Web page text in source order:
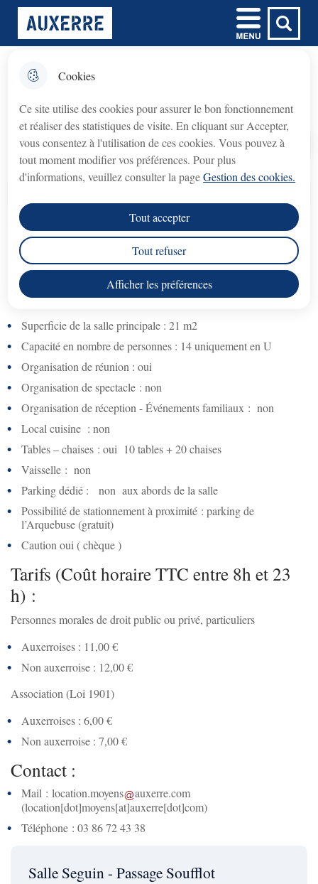
Cookies
Ce site utilise des cookies pour assurer le bon fonctionnement
et réaliser des statistiques de visite. En cliquant sur Accepter,
vous consentez à l'utilisation de ces cookies. Vous pouvez à
tout moment modifier vos préférences. Pour plus
d'informations, veuillez consulter la pageGestion des cookies.
Afficher les préférences
Tout accepter
Tout refuser
Aller
au
menu
Aller à la
recherche
Consulter le
plan du site
𝗙𝗲𝗿𝗺𝗲𝘁𝘂𝗿𝗲 𝘁𝗲𝗺𝗽𝗼𝗿𝗮𝗶𝗿𝗲 𝗱𝘂
𝗯𝘂𝗿𝗲𝗮𝘂 𝗱𝘂 𝗖𝗿𝗲́𝗱𝗶𝘁
𝗠𝘂𝗻𝗶𝗰𝗶𝗽𝗮𝗹 (𝗽𝗿𝗲̂𝘁 𝘀𝘂𝗿 𝗴𝗮𝗴𝗲)
Le bureau duCrédit Municipal (prêt sur gage)
serafermé du lundi 3 août au lundi 31 août 2026
inclus.
Le servicerouvrira le lundi 7 septembre 2026, aux
Nous vous remercions de votre compréhension.
Ville d'Auxerre Menu principal
Menu
Accueil
Ajouter carte******
Salle Seguin
Adresse : Passage Soufflot, 89000 Auxerre
Superficie de la salle principale : 21 m2
Capacité en nombre de personnes : 14 uniquement en U
Organisation de réunion : oui
Organisation de spectacle : non
Organisation de réception - Événements familiaux : non
Local cuisine : non
Tables – chaises : oui 10 tables + 20 chaises
Vaisselle : non
Parking dédié : non aux abords de la salle
Possibilité de stationnement à proximité : parking de
l’Arquebuse (gratuit)
Caution oui ( chèque )
Tarifs (Coût horaire TTC entre 8h et 23
h) :
Personnes morales de droit public ou privé, particuliers
Auxerroises : 11,00 €
Non auxerroise : 12,00 €
Association (Loi 1901)
Auxerroises : 6,00 €
Non auxerroise : 7,00 €
Contact :
Mail :location.moyens auxerre.com
(location[dot]moyens[at]auxerre[dot]com)
Téléphone : 03 86 72 43 38
Salle Seguin - Passage Soufflot